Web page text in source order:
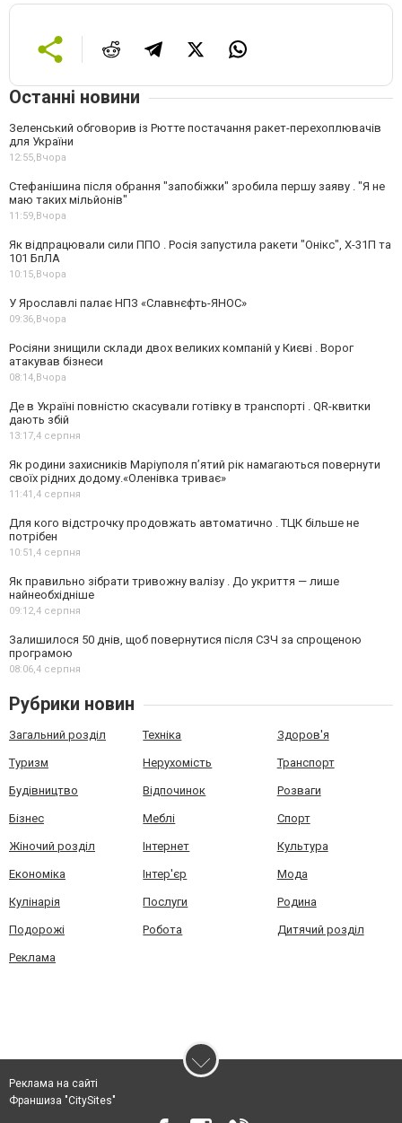
Останні новини
Зеленський обговорив із Рютте постачання ракет-перехоплювачів
для України
12:55,Вчора
Стефанішина після обрання "запобіжки" зробила першу заяву . "Я не
маю таких мільйонів"
11:59,Вчора
Як відпрацювали сили ППО . Росія запустила ракети "Онікс", Х-31П та
101 БпЛА
10:15,Вчора
У Ярославлі палає НПЗ «Славнєфть-ЯНОС»
09:36,Вчора
Росіяни знищили склади двох великих компаній у Києві . Ворог
атакував бізнеси
08:14,Вчора
Де в Україні повністю скасували готівку в транспорті . QR-квитки
дають збій
13:17,4 серпня
Як родини захисників Маріуполя пʼятий рік намагаються повернути
своїх рідних додому.«Оленівка триває»
11:41,4 серпня
Для кого відстрочку продовжать автоматично . ТЦК більше не
потрібен
10:51,4 серпня
Як правильно зібрати тривожну валізу . До укриття — лише
найнеобхідніше
09:12,4 серпня
Залишилося 50 днів, щоб повернутися після СЗЧ за спрощеною
програмою
08:06,4 серпня
Рубрики новин
Загальний розділ Техніка Здоров'я
Туризм Нерухомість Транспорт
Будівництво Відпочинок Розваги
Бізнес Меблі Спорт
Жіночий розділ Інтернет Культура
Економіка Інтер'єр Мода
Кулінарія Послуги Родина
Подорожі Робота Дитячий розділ
Реклама
Реклама на сайті
Франшиза "CitySites"